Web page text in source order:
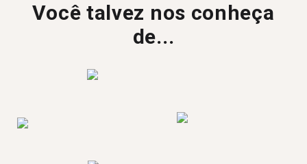
Você talvez nos conheça
de...